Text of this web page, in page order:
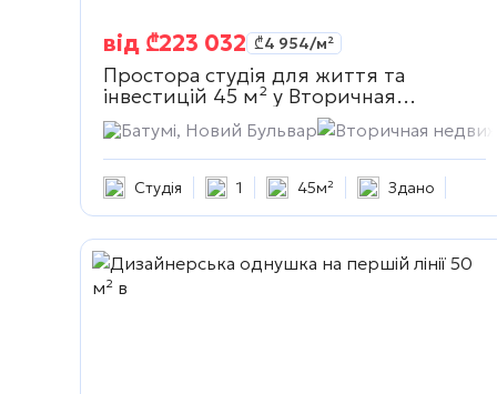
від ₾223 032 ₾4 954/м²
Простора студія для життя та
інвестицій 45 м² у Вторичная
недвижимость
Батумі, Новий Бульвар Вторичная
Студія 1 45м² Здано